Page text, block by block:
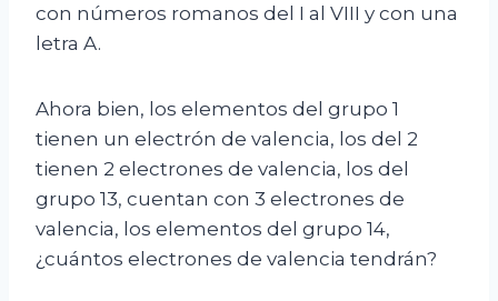
con números romanos del I al VIII y con una
letra A.
Ahora bien, los elementos del grupo 1
tienen un electrón de valencia, los del 2
tienen 2 electrones de valencia, los del
grupo 13, cuentan con 3 electrones de
valencia, los elementos del grupo 14,
¿cuántos electrones de valencia tendrán?